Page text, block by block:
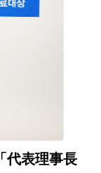
代表理事長